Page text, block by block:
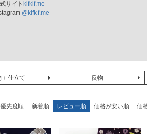
サイト kifkif.me
@kifkif.me
＋仕立て 反物
優先度順 新着順 レビュー順 価格が安い順 価